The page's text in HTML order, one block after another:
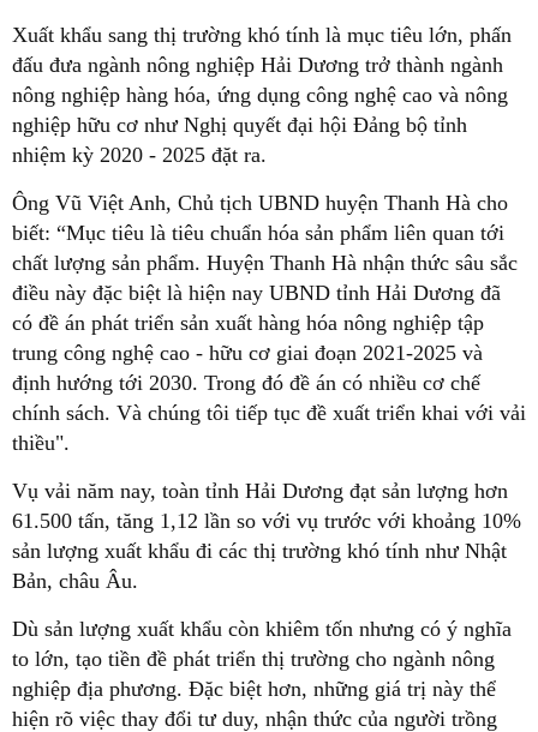
Xuất khẩu sang thị trường khó tính là mục tiêu lớn, phấn
đấu đưa ngành nông nghiệp Hải Dương trở thành ngành
nông nghiệp hàng hóa, ứng dụng công nghệ cao và nông
nghiệp hữu cơ như Nghị quyết đại hội Đảng bộ tỉnh
nhiệm kỳ 2020 - 2025 đặt ra.
Ông Vũ Việt Anh, Chủ tịch UBND huyện Thanh Hà cho
biết: “Mục tiêu là tiêu chuẩn hóa sản phẩm liên quan tới
chất lượng sản phẩm. Huyện Thanh Hà nhận thức sâu sắc
điều này đặc biệt là hiện nay UBND tỉnh Hải Dương đã
có đề án phát triển sản xuất hàng hóa nông nghiệp tập
trung công nghệ cao - hữu cơ giai đoạn 2021-2025 và
định hướng tới 2030. Trong đó đề án có nhiều cơ chế
chính sách. Và chúng tôi tiếp tục đề xuất triển khai với vải
thiều".
Vụ vải năm nay, toàn tỉnh Hải Dương đạt sản lượng hơn
61.500 tấn, tăng 1,12 lần so với vụ trước với khoảng 10%
sản lượng xuất khẩu đi các thị trường khó tính như Nhật
Bản, châu Âu.
Dù sản lượng xuất khẩu còn khiêm tốn nhưng có ý nghĩa
to lớn, tạo tiền đề phát triển thị trường cho ngành nông
nghiệp địa phương. Đặc biệt hơn, những giá trị này thể
hiện rõ việc thay đổi tư duy, nhận thức của người trồng